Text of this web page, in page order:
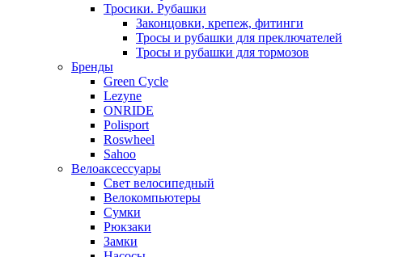
Тросики. Рубашки
Законцовки, крепеж, фитинги
Тросы и рубашки для преключателей
Тросы и рубашки для тормозов
Бренды
Green Cycle
Lezyne
ONRIDE
Polisport
Roswheel
Sahoo
Велоаксессуары
Свет велосипедный
Велокомпьютеры
Сумки
Рюкзаки
Замки